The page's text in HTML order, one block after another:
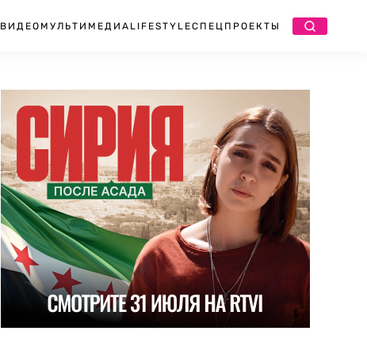
ВИДЕО МУЛЬТИМЕДИА LIFESTYLEСПЕЦПРОЕКТЫ